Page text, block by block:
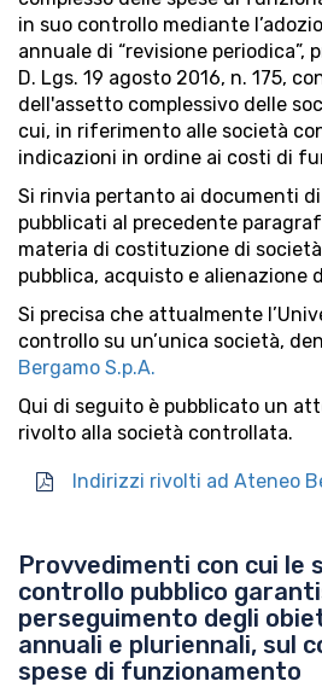
in suo controllo mediante
annuale di “revisione periodica”,
D. Lgs. 19 agosto 2016, n. 175,
dell'assetto complessivo delle
cui, in riferimento alle società
indicazioni in ordine ai costi di
Si rinvia pertanto ai documenti
pubblicati al precedente
materia di costituzione di
pubblica, acquisto e alienazione
Si precisa che attualmente
controllo su un’unica società,
Bergamo S.p.A.
Qui di seguito è pubblicato un
rivolto alla società controllata.
Indirizzi rivolti ad Ateneo
Provvedimenti con cui le
controllo pubblico
perseguimento degli
annuali e pluriennali, sul
spese di funzionamento